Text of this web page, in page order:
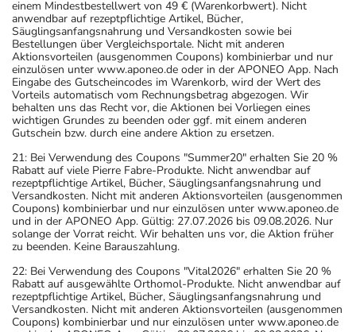
einem Mindestbestellwert von 49 € (Warenkorbwert). Nicht
anwendbar auf rezeptpflichtige Artikel, Bücher,
Säuglingsanfangsnahrung und Versandkosten sowie bei
Bestellungen über Vergleichsportale. Nicht mit anderen
Aktionsvorteilen (ausgenommen Coupons) kombinierbar und nur
einzulösen unter www.aponeo.de oder in der APONEO App. Nach
Eingabe des Gutscheincodes im Warenkorb, wird der Wert des
Vorteils automatisch vom Rechnungsbetrag abgezogen. Wir
behalten uns das Recht vor, die Aktionen bei Vorliegen eines
wichtigen Grundes zu beenden oder ggf. mit einem anderen
Gutschein bzw. durch eine andere Aktion zu ersetzen.
21: Bei Verwendung des Coupons "Summer20" erhalten Sie 20 %
Rabatt auf viele Pierre Fabre-Produkte. Nicht anwendbar auf
rezeptpflichtige Artikel, Bücher, Säuglingsanfangsnahrung und
Versandkosten. Nicht mit anderen Aktionsvorteilen (ausgenommen
Coupons) kombinierbar und nur einzulösen unter www.aponeo.de
und in der APONEO App. Gültig: 27.07.2026 bis 09.08.2026. Nur
solange der Vorrat reicht. Wir behalten uns vor, die Aktion früher
zu beenden. Keine Barauszahlung.
22: Bei Verwendung des Coupons "Vital2026" erhalten Sie 20 %
Rabatt auf ausgewählte Orthomol-Produkte. Nicht anwendbar auf
rezeptpflichtige Artikel, Bücher, Säuglingsanfangsnahrung und
Versandkosten. Nicht mit anderen Aktionsvorteilen (ausgenommen
Coupons) kombinierbar und nur einzulösen unter www.aponeo.de